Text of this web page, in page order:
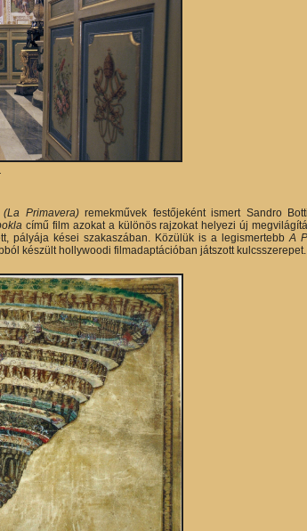
(La Primavera)remekművek festőjeként ismert Sandro
című film azokat a különös rajzokat helyezi új
pályája kései szakaszában. Közülük is a legismertebbA
készült hollywoodi filmadaptációban játszott kulcsszerepet.